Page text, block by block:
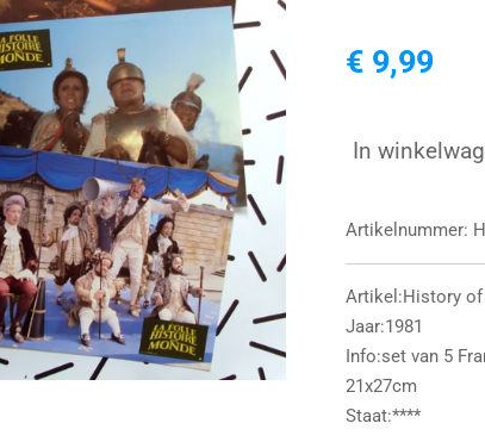
€ 9,99
In
Artikelnummer:
Artikel:History
Jaar:1981
Info:set van 5
21x27cm
Staat:****